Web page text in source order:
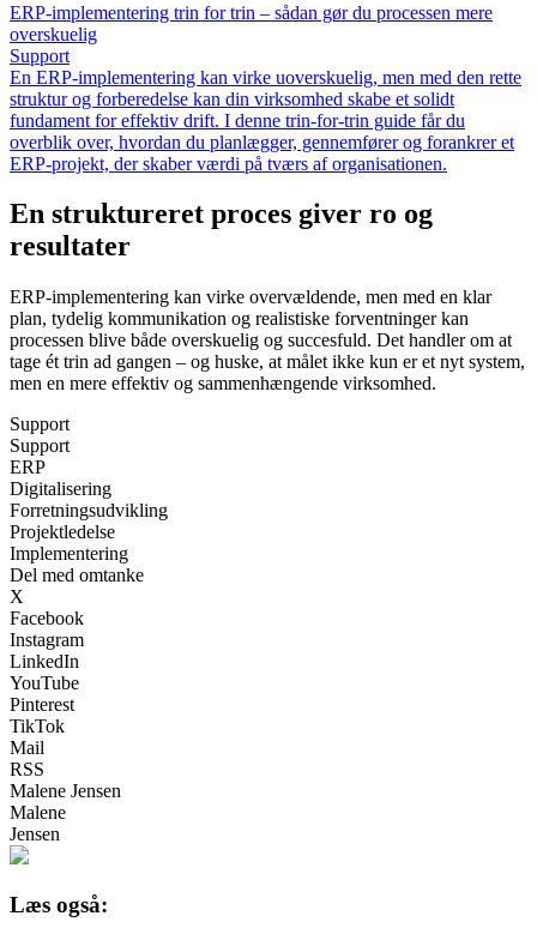
ERP-implementering trin for trin – sådan gør du processen mere
overskuelig
Support
En ERP-implementering kan virke uoverskuelig, men med den rette
struktur og forberedelse kan din virksomhed skabe et solidt
fundament for effektiv drift. I denne trin-for-trin guide får du
overblik over, hvordan du planlægger, gennemfører og forankrer et
ERP-projekt, der skaber værdi på tværs af organisationen.
En struktureret proces giver ro og
resultater
ERP-implementering kan virke overvældende, men med en klar
plan, tydelig kommunikation og realistiske forventninger kan
processen blive både overskuelig og succesfuld. Det handler om at
tage ét trin ad gangen – og huske, at målet ikke kun er et nyt system,
men en mere effektiv og sammenhængende virksomhed.
Support
Support
ERP
Digitalisering
Forretningsudvikling
Projektledelse
Implementering
Del med omtanke
X
Facebook
Instagram
LinkedIn
YouTube
Pinterest
TikTok
Mail
RSS
Malene Jensen
Malene
Jensen
Læs også: